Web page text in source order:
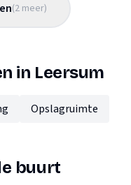
(2 meer)
in Leersum
Opslagruimte
buurt